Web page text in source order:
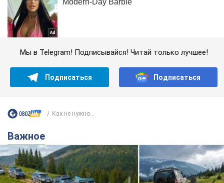
Мы в Telegram! Подписывайся! Читай только лучшее!
Подписаться Подписаться
Как не нужно...
Важное